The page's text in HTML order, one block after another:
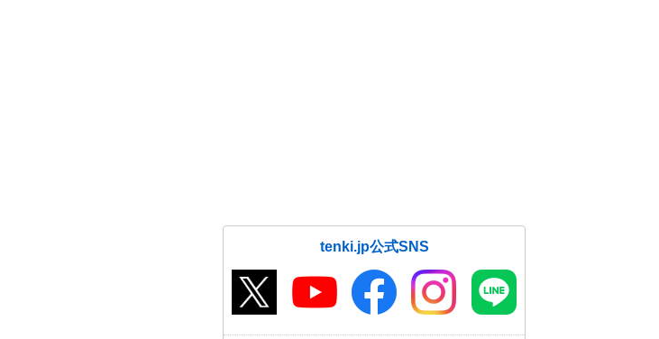
tenki.jp公式SNS